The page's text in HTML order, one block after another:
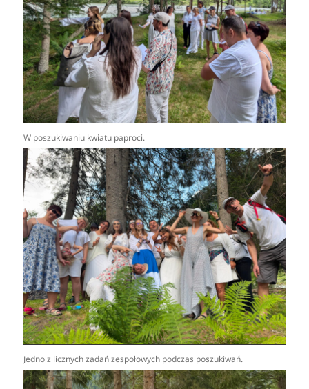
W poszukiwaniu kwiatu paproci.
Jedno z licznych zadań zespołowych podczas poszukiwań.